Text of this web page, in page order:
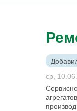
ср,